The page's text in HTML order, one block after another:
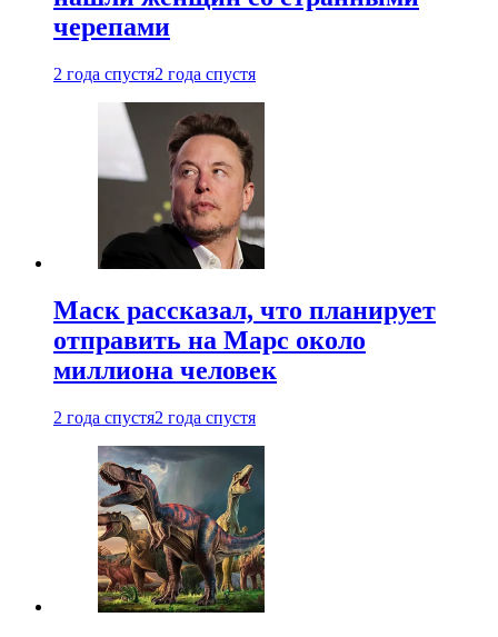
черепами
2 года спустя2 года спустя
Маск рассказал, что планирует
отправить на Марс около
миллиона человек
2 года спустя2 года спустя